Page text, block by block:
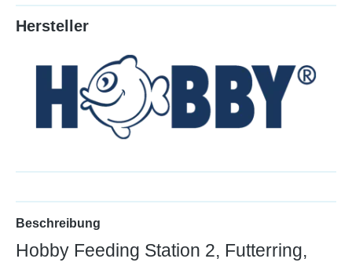
Hersteller
Beschreibung
Hobby Feeding Station 2, Futterring,